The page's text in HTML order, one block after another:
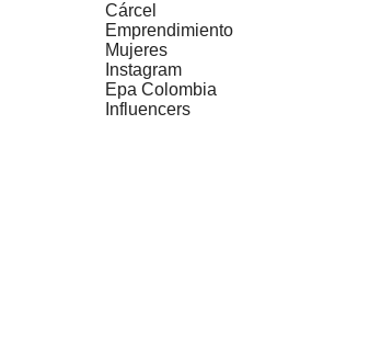
Cárcel
Emprendimiento
Mujeres
Instagram
Epa Colombia
Influencers